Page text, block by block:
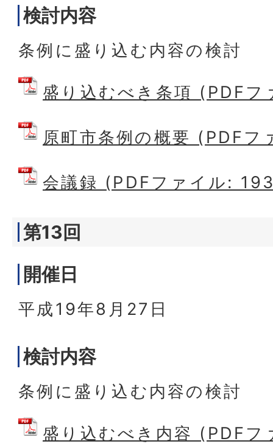
検討内容
条例に盛り込む内容の検討
盛り込むべき条項 (PDF
原町市条例の概要 (PDF
会議録 (PDFファイル:
第13回
開催日
平成19年8月27日
検討内容
条例に盛り込む内容の検討
盛り込むべき内容 (PDFフ